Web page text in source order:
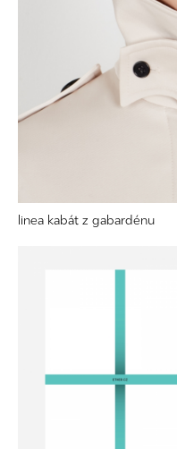
linea kabát z gabardénu